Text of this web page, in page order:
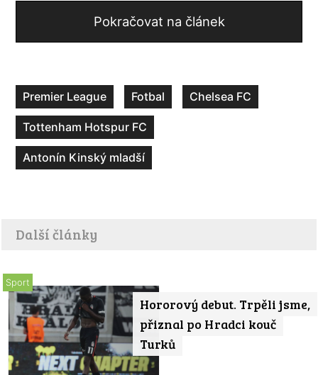
Pokračovat na článek
Premier League Fotbal Chelsea FC
Tottenham Hotspur FC
Antonín Kinský mladší
Další články
Hororový debut. Trpěli jsme,
přiznal po Hradci kouč
Turků
Sport